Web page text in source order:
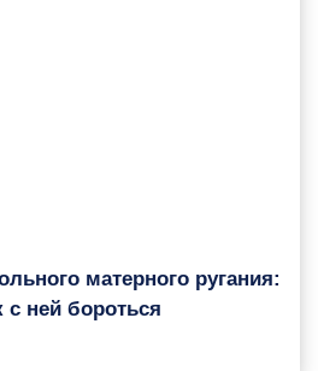
матерного ругания:
с ней бороться